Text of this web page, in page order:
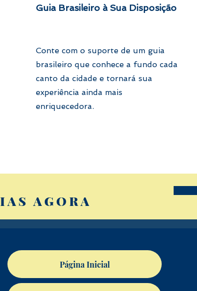
Guia Brasileiro à Sua Disposição
Conte com o suporte de um guia
brasileiro que conhece a fundo cada
canto da cidade e tornará sua
experiência ainda mais
enriquecedora.
AGORA
Página Inicial